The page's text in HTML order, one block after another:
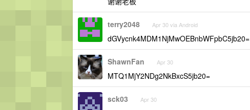
terry2048 Apr 30 via Android
dGVycnk4MDM1NjMwOEBnbWFpbC5jb20=
ShawnFan Apr 30
MTQ1MjY2NDg2NkBxcS5jb20=
sck03 Apr 30